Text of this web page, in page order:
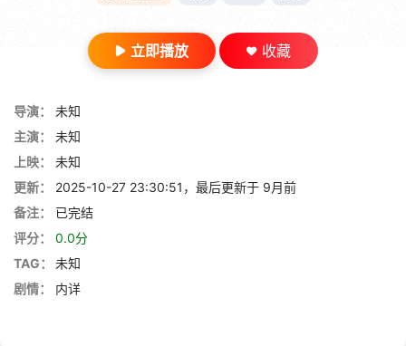
立即播放 收藏
导演：
未知
主演：
未知
上映：
未知
更新：
2025-10-27 23:30:51，最后更新于 9月前
备注：
已完结
评分：
0.0分
TAG：
未知
剧情：
内详